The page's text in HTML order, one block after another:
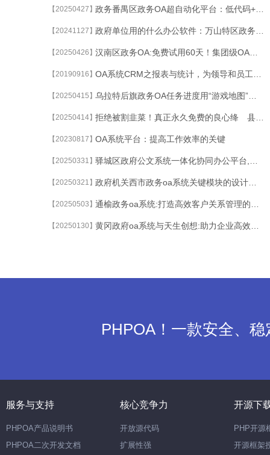
【20250427】 政务番禺区政务OA超自动化平台：低代码+流程挖掘双引擎重构审批体系
【20241127】
【20250426】 汉南区政务OA:免费试用60天！集团级OA系统成本立减50%的终极攻略
【20190916】
【20250415】 乌拉特后旗政务OA任务进度用“游戏地图”可视化：击败90%的延期项目
【20250414】 拒绝被割韭菜！真正永久免费的良心绛 县政务OA
【20230817】OA系统平台：提高工作效率的关键
【20250331】
【20250321】 政府机关西市政务oa系统关键模块的设计与实现
【20250503】
【20250130】
PHPOA！一款安全、
服务与支持
PHPOA产品说明书
PHPOA二次开发文档
核心竞争力
开放源代码
扩展性强
开源下
PHP开源
开源框架